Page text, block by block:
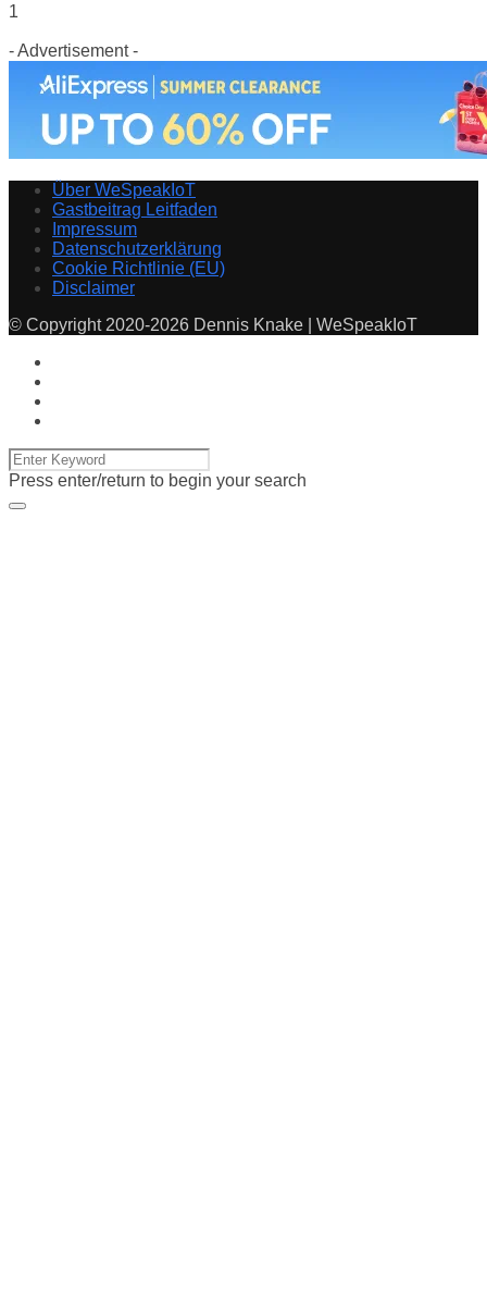
1
- Advertisement -
Über WeSpeakIoT
Gastbeitrag Leitfaden
Impressum
Datenschutzerklärung
Cookie Richtlinie (EU)
Disclaimer
© Copyright 2020-2026 Dennis Knake | WeSpeakIoT
Press enter/return to begin your search